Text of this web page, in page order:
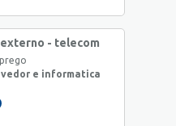
- telecom
e informatica